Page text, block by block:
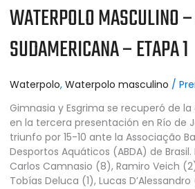
WATERPOLO MASCULINO
SUDAMERICANA – ETAPA 1
Waterpolo, Waterpolo masculino /
Gimnasia y Esgrima se recuperó de
en la tercera presentación en Río de
triunfo por 15-10 ante la Associação
Desportos Aquáticos (ABDA) de
Carlos Camnasio (8), Ramiro Veich
Tobías Deluca (1), Lucas D’Alessandro